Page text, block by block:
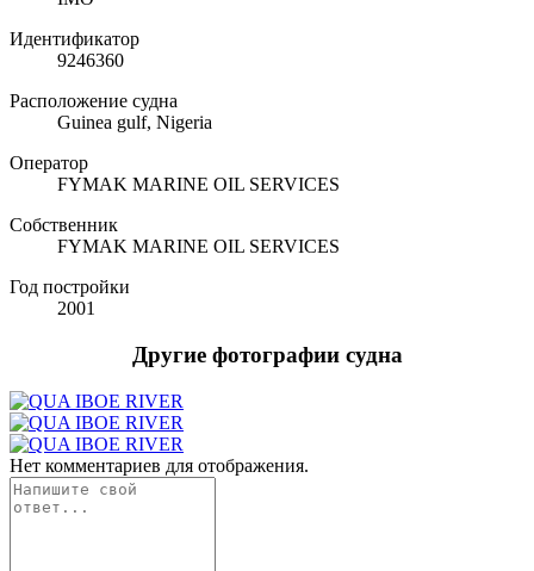
Идентификатор
9246360
Расположение судна
Guinea gulf, Nigeria
Оператор
FYMAK MARINE OIL SERVICES
Собственник
FYMAK MARINE OIL SERVICES
Год постройки
2001
Другие фотографии судна
Нет комментариев для отображения.